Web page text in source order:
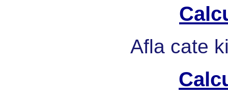
Afla cate